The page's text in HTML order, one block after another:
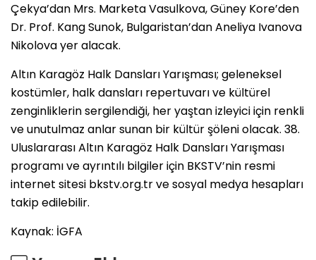
Çekya’dan Mrs. Marketa Vasulkova, Güney Kore’den
Dr. Prof. Kang Sunok, Bulgaristan’dan Aneliya Ivanova
Nikolova yer alacak.
Altın Karagöz Halk Dansları Yarışması; geleneksel
kostümler, halk dansları repertuvarı ve kültürel
zenginliklerin sergilendiği, her yaştan izleyici için renkli
ve unutulmaz anlar sunan bir kültür şöleni olacak. 38.
Uluslararası Altın Karagöz Halk Dansları Yarışması
programı ve ayrıntılı bilgiler için BKSTV’nin resmi
internet sitesi bkstv.org.tr ve sosyal medya hesapları
takip edilebilir.
Kaynak: İGFA